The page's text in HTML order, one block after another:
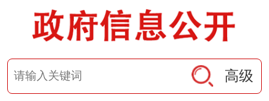
高级